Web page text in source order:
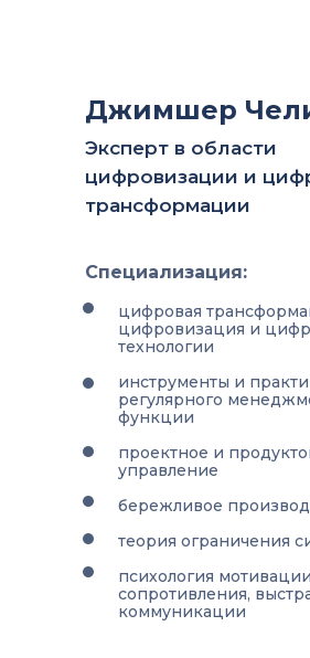
Джимшер
Эксперт в области
цифровизации и
трансформации
Специализация:
цифровая
цифровизация и
технологии
инструменты и
регулярного
функции
проектное и
управление
бережливое
теория ограничения
психология
сопротивления,
коммуникации